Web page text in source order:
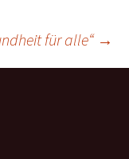
für alle“ →